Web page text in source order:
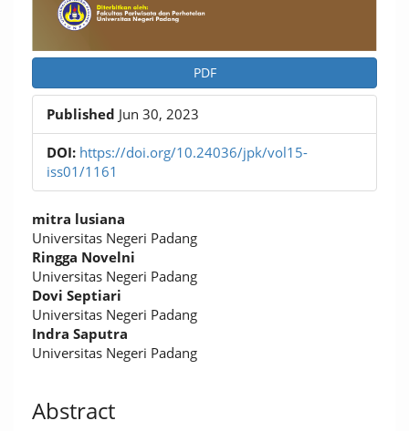
PDF
Published Jun 30, 2023
DOI: https://doi.org/10.24036/jpk/vol15-
iss01/1161
Main
Article
Content
mitra lusiana
Universitas Negeri Padang
Ringga Novelni
Universitas Negeri Padang
Dovi Septiari
Universitas Negeri Padang
Indra Saputra
Universitas Negeri Padang
Abstract